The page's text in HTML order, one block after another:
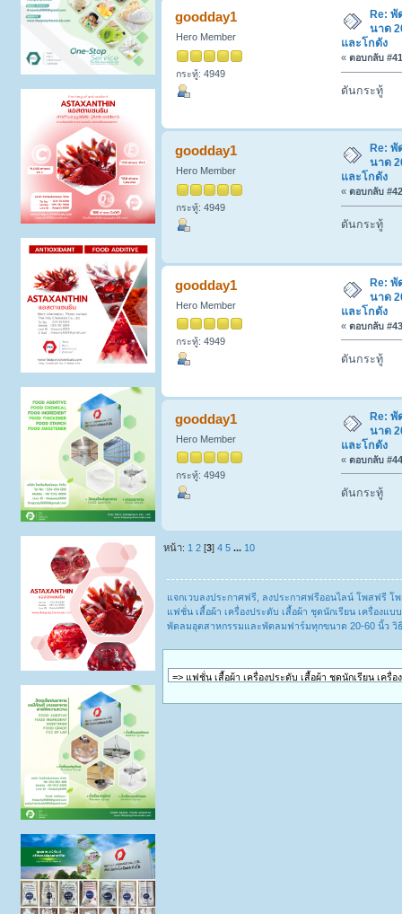
goodday1
Hero Member
กระทู้: 4949
Re:
นาด
และโกดัง
« ตอบกลับ
ดันกระทู้
goodday1
Hero Member
กระทู้: 4949
Re:
นาด
และโกดัง
« ตอบกลับ
ดันกระทู้
goodday1
Hero Member
กระทู้: 4949
Re: พั
นาด
และโกดัง
« ตอบกลับ
ดันกระทู้
goodday1
Hero Member
กระทู้: 4949
Re: พั
นาด
และโกดัง
« ตอบกลับ
ดันกระทู้
หน้า: 1 2 [3]4 5 ... 10
แจกเวบลงประกาศฟรี, ลงประกาศฟรีออนไลน์ โพสฟรี โ
แฟชั่น เสื้อผ้า เครื่องประดับ เสื้อผ้า ชุดนักเรียน เครื่องแ
พัดลมอุตสาหกรรมและพัดลมฟาร์มทุกขนาด 20-60 นิ้ว วิ